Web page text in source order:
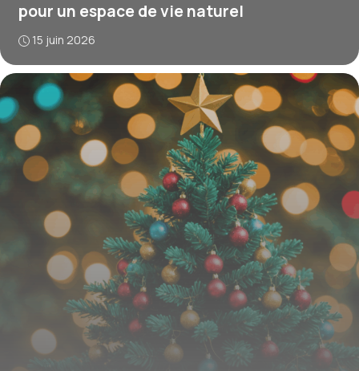
pour un espace de vie naturel
15 juin 2026